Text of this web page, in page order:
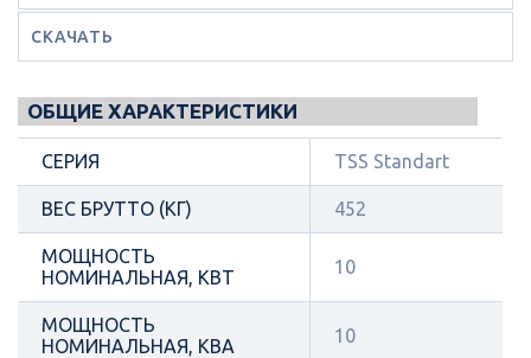
СКАЧАТЬ
ОБЩИЕ ХАРАКТЕРИСТИКИ
СЕРИЯ TSS Standart
ВЕС БРУТТО (КГ) 452
МОЩНОСТЬ
НОМИНАЛЬНАЯ, КВТ
10
МОЩНОСТЬ
НОМИНАЛЬНАЯ, КВА
10